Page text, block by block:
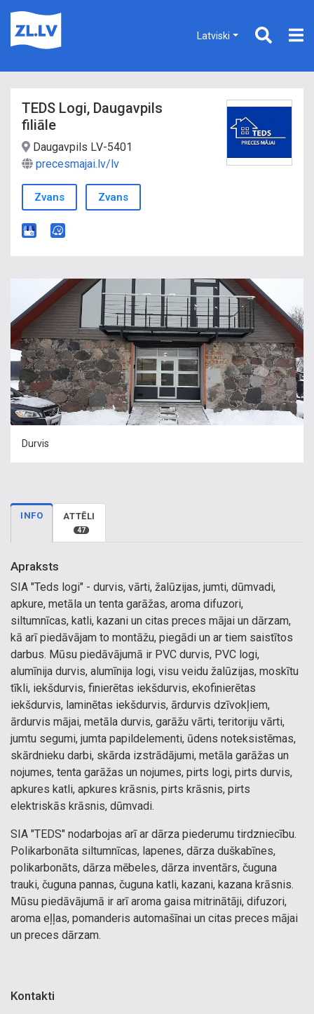
Latviski
TEDS Logi, Daugavpils
filiāle
Daugavpils LV-5401
precesmajai.lv/lv
Zvans Zvans
Durvis
INFO ATTĒLI
47
Apraksts
SIA "Teds logi" - durvis, vārti, žalūzijas, jumti, dūmvadi,
apkure, metāla un tenta garāžas, aroma difuzori,
siltumnīcas, katli, kazani un citas preces mājai un dārzam,
kā arī piedāvājam to montāžu, piegādi un ar tiem saistītos
darbus. Mūsu piedāvājumā ir PVC durvis, PVC logi,
alumīnija durvis, alumīnija logi, visu veidu žalūzijas, moskītu
tīkli, iekšdurvis, finierētas iekšdurvis, ekofinierētas
iekšdurvis, laminētas iekšdurvis, ārdurvis dzīvokļiem,
ārdurvis mājai, metāla durvis, garāžu vārti, teritoriju vārti,
jumtu segumi, jumta papildelementi, ūdens noteksistēmas,
skārdnieku darbi, skārda izstrādājumi, metāla garāžas un
nojumes, tenta garāžas un nojumes, pirts logi, pirts durvis,
apkures katli, apkures krāsnis, pirts krāsnis, pirts
elektriskās krāsnis, dūmvadi.
SIA "TEDS" nodarbojas arī ar dārza piederumu tirdzniecību.
Polikarbonāta siltumnīcas, lapenes, dārza duškabīnes,
polikarbonāts, dārza mēbeles, dārza inventārs, čuguna
trauki, čuguna pannas, čuguna katli, kazani, kazana krāsnis.
Mūsu piedāvājumā ir arī aroma gaisa mitrinātāji, difuzori,
aroma eļļas, pomanderis automašīnai un citas preces mājai
un preces dārzam.
Kontakti